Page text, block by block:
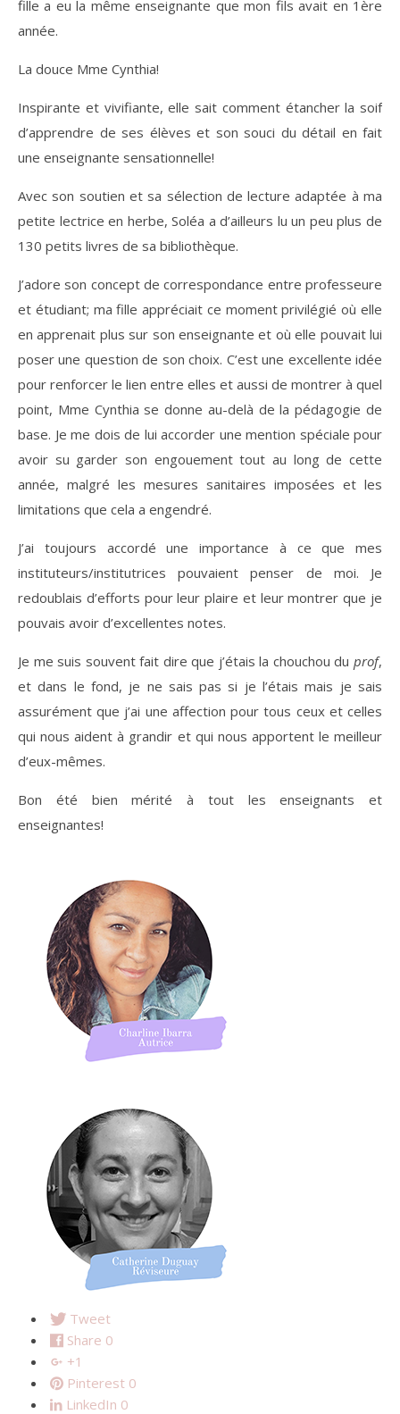
fille a eu la même enseignante que mon fils avait en 1ère
année.
La douce Mme Cynthia!
Inspirante et vivifiante, elle sait comment étancher la soif
d’apprendre de ses élèves et son souci du détail en fait
une enseignante sensationnelle!
Avec son soutien et sa sélection de lecture adaptée à ma
petite lectrice en herbe, Soléa a d’ailleurs lu un peu plus de
130 petits livres de sa bibliothèque.
J’adore son concept de correspondance entre professeure
et étudiant; ma fille appréciait ce moment privilégié où elle
en apprenait plus sur son enseignante et où elle pouvait lui
poser une question de son choix. C’est une excellente idée
pour renforcer le lien entre elles et aussi de montrer à quel
point, Mme Cynthia se donne au-delà de la pédagogie de
base. Je me dois de lui accorder une mention spéciale pour
avoir su garder son engouement tout au long de cette
année, malgré les mesures sanitaires imposées et les
limitations que cela a engendré.
J’ai toujours accordé une importance à ce que mes
instituteurs/institutrices pouvaient penser de moi. Je
redoublais d’efforts pour leur plaire et leur montrer que je
pouvais avoir d’excellentes notes.
Je me suis souvent fait dire que j’étais la chouchou du prof,
et dans le fond, je ne sais pas si je l’étais mais je sais
assurément que j’ai une affection pour tous ceux et celles
qui nous aident à grandir et qui nous apportent le meilleur
d’eux-mêmes.
Bon été bien mérité à tout les enseignants et
enseignantes!
Tweet
Share 0
+1
Pinterest 0
LinkedIn 0